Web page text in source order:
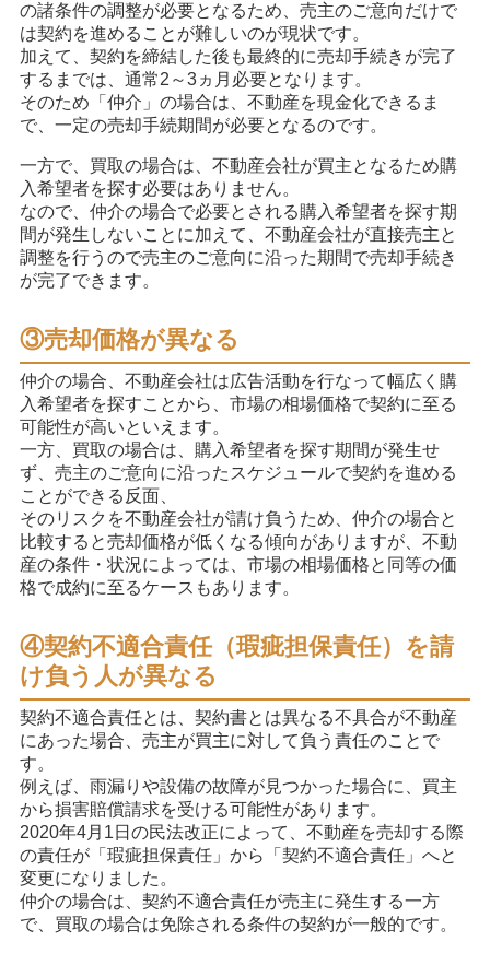
の諸条件の調整が必要となるため、売主のご意向だけで
は契約を進めることが難しいのが現状です。
加えて、契約を締結した後も最終的に売却手続きが完了
するまでは、通常2～3ヵ月必要となります。
そのため「仲介」の場合は、不動産を現金化できるま
で、一定の売却手続期間が必要となるのです。
一方で、買取の場合は、不動産会社が買主となるため購
入希望者を探す必要はありません。
なので、仲介の場合で必要とされる購入希望者を探す期
間が発生しないことに加えて、不動産会社が直接売主と
調整を行うので売主のご意向に沿った期間で売却手続き
が完了できます。
③売却価格が異なる
仲介の場合、不動産会社は広告活動を行なって幅広く購
入希望者を探すことから、市場の相場価格で契約に至る
可能性が高いといえます。
一方、買取の場合は、購入希望者を探す期間が発生せ
ず、売主のご意向に沿ったスケジュールで契約を進める
ことができる反面、
そのリスクを不動産会社が請け負うため、仲介の場合と
比較すると売却価格が低くなる傾向がありますが、不動
産の条件・状況によっては、市場の相場価格と同等の価
格で成約に至るケースもあります。
④契約不適合責任（瑕疵担保責任）を請
け負う人が異なる
契約不適合責任とは、契約書とは異なる不具合が不動産
にあった場合、売主が買主に対して負う責任のことで
す。
例えば、雨漏りや設備の故障が見つかった場合に、買主
から損害賠償請求を受ける可能性があります。
2020年4月1日の民法改正によって、不動産を売却する際
の責任が「瑕疵担保責任」から「契約不適合責任」へと
変更になりました。
仲介の場合は、契約不適合責任が売主に発生する一方
で、買取の場合は免除される条件の契約が一般的です。